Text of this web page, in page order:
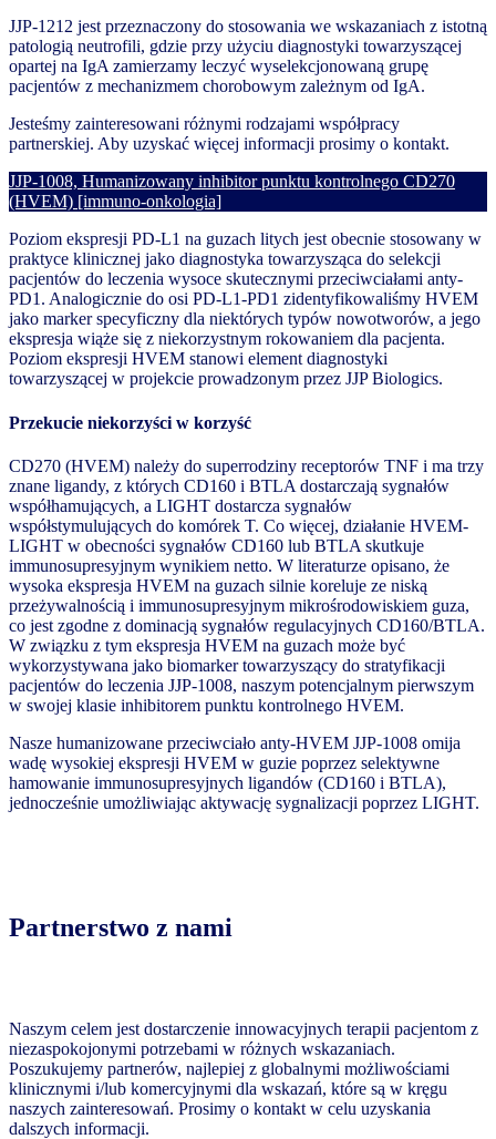
JJP-1212 jest przeznaczony do stosowania we wskazaniach z istotną
patologią neutrofili, gdzie przy użyciu diagnostyki towarzyszącej
opartej na IgA zamierzamy leczyć wyselekcjonowaną grupę
pacjentów z mechanizmem chorobowym zależnym od IgA.
Jesteśmy zainteresowani różnymi rodzajami współpracy
partnerskiej. Aby uzyskać więcej informacji prosimy o kontakt.
JJP-1008, Humanizowany inhibitor punktu kontrolnego CD270
(HVEM) [immuno-onkologia]
Poziom ekspresji PD-L1 na guzach litych jest obecnie stosowany w
praktyce klinicznej jako diagnostyka towarzysząca do selekcji
pacjentów do leczenia wysoce skutecznymi przeciwciałami anty-
PD1. Analogicznie do osi PD-L1-PD1 zidentyfikowaliśmy HVEM
jako marker specyficzny dla niektórych typów nowotworów, a jego
ekspresja wiąże się z niekorzystnym rokowaniem dla pacjenta.
Poziom ekspresji HVEM stanowi element diagnostyki
towarzyszącej w projekcie prowadzonym przez JJP Biologics.
Przekucie niekorzyści w korzyść
CD270 (HVEM) należy do superrodziny receptorów TNF i ma trzy
znane ligandy, z których CD160 i BTLA dostarczają sygnałów
współhamujących, a LIGHT dostarcza sygnałów
współstymulujących do komórek T. Co więcej, działanie HVEM-
LIGHT w obecności sygnałów CD160 lub BTLA skutkuje
immunosupresyjnym wynikiem netto. W literaturze opisano, że
wysoka ekspresja HVEM na guzach silnie koreluje ze niską
przeżywalnością i immunosupresyjnym mikrośrodowiskiem guza,
co jest zgodne z dominacją sygnałów regulacyjnych CD160/BTLA.
W związku z tym ekspresja HVEM na guzach może być
wykorzystywana jako biomarker towarzyszący do stratyfikacji
pacjentów do leczenia JJP-1008, naszym potencjalnym pierwszym
w swojej klasie inhibitorem punktu kontrolnego HVEM.
Nasze humanizowane przeciwciało anty-HVEM JJP-1008 omija
wadę wysokiej ekspresji HVEM w guzie poprzez selektywne
hamowanie immunosupresyjnych ligandów (CD160 i BTLA),
jednocześnie umożliwiając aktywację sygnalizacji poprzez LIGHT.
Partnerstwo z nami
Naszym celem jest dostarczenie innowacyjnych terapii pacjentom z
niezaspokojonymi potrzebami w różnych wskazaniach.
Poszukujemy partnerów, najlepiej z globalnymi możliwościami
klinicznymi i/lub komercyjnymi dla wskazań, które są w kręgu
naszych zainteresowań. Prosimy o kontakt w celu uzyskania
dalszych informacji.